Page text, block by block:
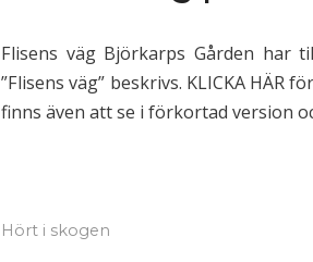
Flisens väg Björkarps Gården har
”Flisens väg” beskrivs. KLICKA HÄR
finns även att se i förkortad version
Hört i skogen